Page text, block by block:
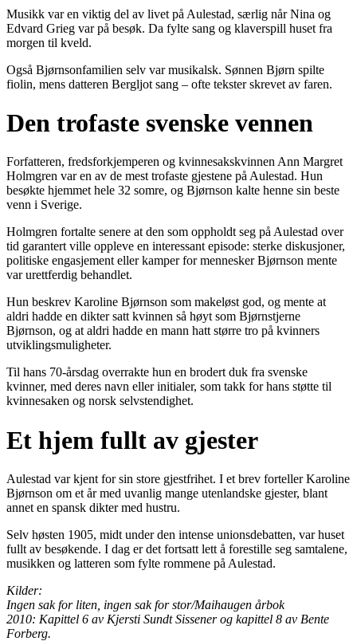
Musikk var en viktig del av livet på Aulestad, særlig når Nina og
Edvard Grieg var på besøk. Da fylte sang og klaverspill huset fra
morgen til kveld.
Også Bjørnsonfamilien selv var musikalsk. Sønnen Bjørn spilte
fiolin, mens datteren Bergljot sang – ofte tekster skrevet av faren.
Den trofaste svenske vennen
Forfatteren, fredsforkjemperen og kvinnesakskvinnen Ann Margret
Holmgren var en av de mest trofaste gjestene på Aulestad. Hun
besøkte hjemmet hele 32 somre, og Bjørnson kalte henne sin beste
venn i Sverige.
Holmgren fortalte senere at den som oppholdt seg på Aulestad over
tid garantert ville oppleve en interessant episode: sterke diskusjoner,
politiske engasjement eller kamper for mennesker Bjørnson mente
var urettferdig behandlet.
Hun beskrev Karoline Bjørnson som makeløst god, og mente at
aldri hadde en dikter satt kvinnen så høyt som Bjørnstjerne
Bjørnson, og at aldri hadde en mann hatt større tro på kvinners
utviklingsmuligheter.
Til hans 70-årsdag overrakte hun en brodert duk fra svenske
kvinner, med deres navn eller initialer, som takk for hans støtte til
kvinnesaken og norsk selvstendighet.
Et hjem fullt av gjester
Aulestad var kjent for sin store gjestfrihet. I et brev forteller Karoline
Bjørnson om et år med uvanlig mange utenlandske gjester, blant
annet en spansk dikter med hustru.
Selv høsten 1905, midt under den intense unionsdebatten, var huset
fullt av besøkende. I dag er det fortsatt lett å forestille seg samtalene,
musikken og latteren som fylte rommene på Aulestad.
Kilder:
Ingen sak for liten, ingen sak for stor/Maihaugen årbok
2010: Kapittel 6 av Kjersti Sundt Sissener og kapittel 8 av Bente
Forberg.